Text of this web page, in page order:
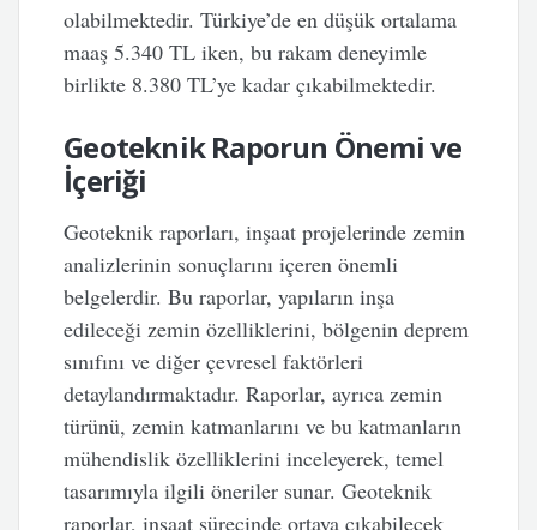
olabilmektedir. Türkiye’de en düşük ortalama
maaş 5.340 TL iken, bu rakam deneyimle
birlikte 8.380 TL’ye kadar çıkabilmektedir.
Geoteknik Raporun Önemi ve
İçeriği
Geoteknik raporları, inşaat projelerinde zemin
analizlerinin sonuçlarını içeren önemli
belgelerdir. Bu raporlar, yapıların inşa
edileceği zemin özelliklerini, bölgenin deprem
sınıfını ve diğer çevresel faktörleri
detaylandırmaktadır. Raporlar, ayrıca zemin
türünü, zemin katmanlarını ve bu katmanların
mühendislik özelliklerini inceleyerek, temel
tasarımıyla ilgili öneriler sunar. Geoteknik
raporlar, inşaat sürecinde ortaya çıkabilecek